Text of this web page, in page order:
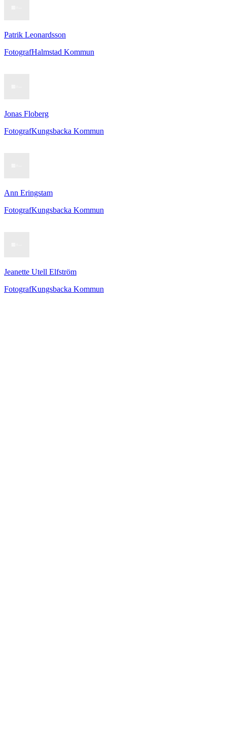
Patrik Leonardsson
FotografHalmstad Kommun
Jonas Floberg
FotografKungsbacka Kommun
Ann Eringstam
FotografKungsbacka Kommun
Jeanette Utell Elfström
FotografKungsbacka Kommun